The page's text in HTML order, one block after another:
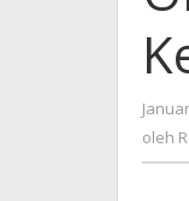
oleh